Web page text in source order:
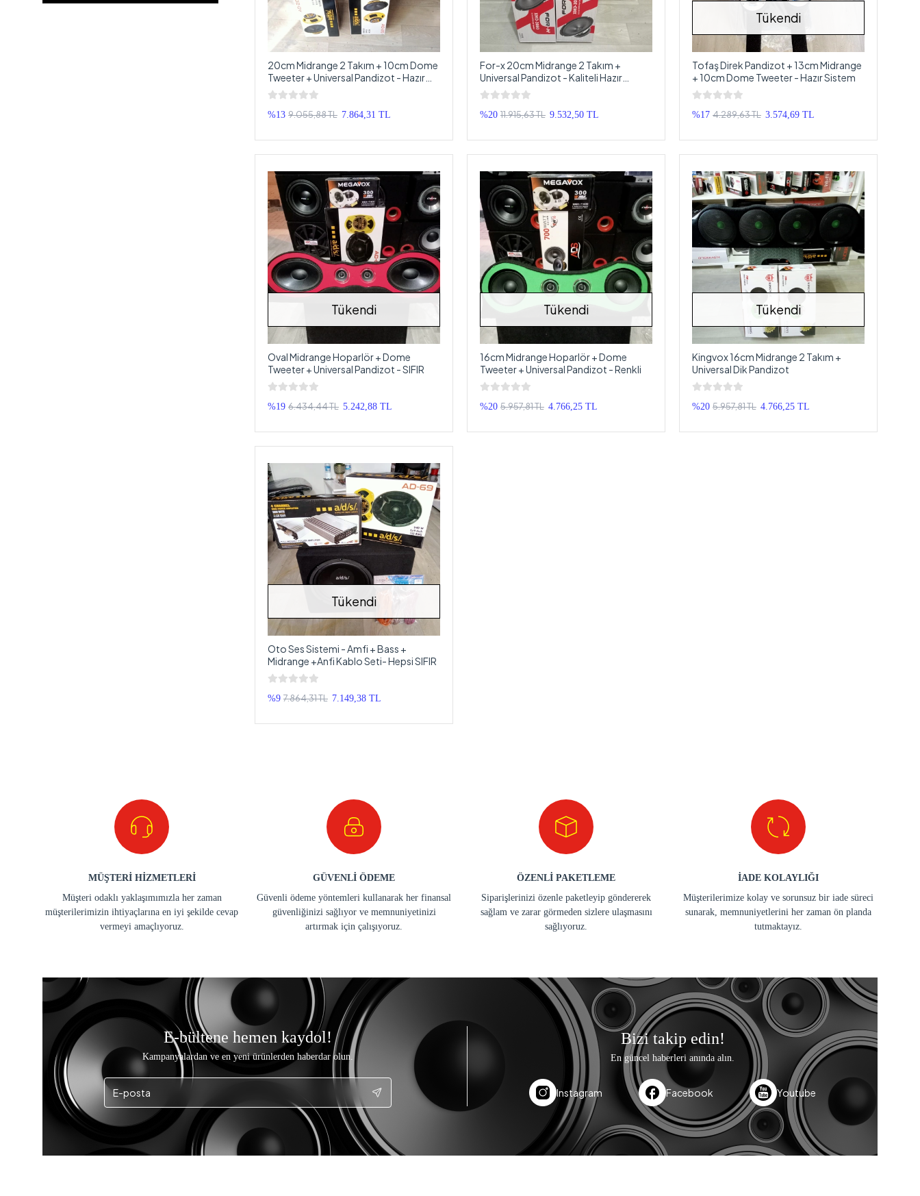
20cm Midrange 2 Takım + 10cm Dome
Tweeter + Universal Pandizot - Hazır
Ses Sistemi
%13 9.055,88 TL 7.864,31 TL
For-x 20cm Midrange 2 Takım +
Universal Pandizot - Kaliteli Hazır
Tesisat
%20 11.915,63 TL 9.532,50 TL
Tükendi
Tofaş Direk Pandizot + 13cm Midrange
+ 10cm Dome Tweeter - Hazır Sistem
%17 4.289,63 TL 3.574,69 TL
Tükendi
Oval Midrange Hoparlör + Dome
Tweeter + Universal Pandizot - SIFIR
%19 6.434,44 TL 5.242,88 TL
Tükendi
16cm Midrange Hoparlör + Dome
Tweeter + Universal Pandizot - Renkli
%20 5.957,81 TL 4.766,25 TL
Tükendi
Kingvox 16cm Midrange 2 Takım +
Universal Dik Pandizot
%20 5.957,81 TL 4.766,25 TL
Tükendi
Oto Ses Sistemi - Amfi + Bass +
Midrange +Anfi Kablo Seti- Hepsi SIFIR
%9 7.864,31 TL 7.149,38 TL
MÜŞTERİ HİZMETLERİ
Müşteri odaklı yaklaşımımızla her zaman
müşterilerimizin ihtiyaçlarına en iyi şekilde cevap
vermeyi amaçlıyoruz.
GÜVENLİ ÖDEME
Güvenli ödeme yöntemleri kullanarak her finansal
güvenliğinizi sağlıyor ve memnuniyetinizi
artırmak için çalışıyoruz.
ÖZENLİ PAKETLEME
Siparişlerinizi özenle paketleyip göndererek
sağlam ve zarar görmeden sizlere ulaşmasını
sağlıyoruz.
İADE KOLAYLIĞI
Müşterilerimize kolay ve sorunsuz bir iade süreci
sunarak, memnuniyetlerini her zaman ön planda
tutmaktayız.
E-bültene hemen kaydol!
Kampanyalardan ve en yeni ürünlerden haberdar olun.
Bizi takip edin!
En güncel haberleri anında alın.
Instagram Facebook Youtube